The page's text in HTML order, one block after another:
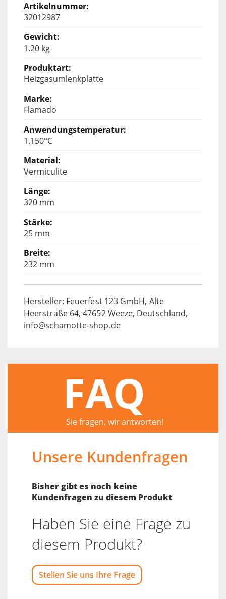
32012987
1.20 kg
Heizgasumlenkplatte
Flamado
1.150°C
Vermiculite
320 mm
25 mm
232 mm
Hersteller: Feuerfest 123 GmbH, Alte
Heerstraße 64, 47652 Weeze, Deutschland,
info@schamotte-shop.de
FAQ
Sie fragen, wir antworten!
Unsere Kundenfragen
Bisher gibt es noch keine
Kundenfragen zu diesem Produkt
Haben Sie eine Frage zu
diesem Produkt?
Stellen Sie uns Ihre Frage